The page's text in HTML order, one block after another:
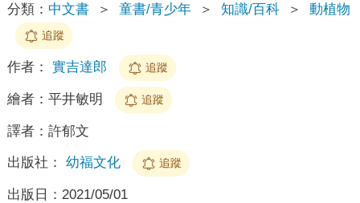
分類： 中文書 ＞ 童書/青少年 ＞ 知識/百科 ＞ 動植物
追蹤
作者： 實吉達郎 追蹤
繪者： 平井敏明 追蹤
譯者： 許郁文
出版社： 幼福文化 追蹤
出版日： 2021/05/01